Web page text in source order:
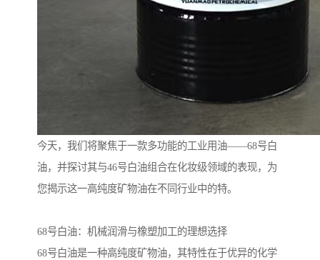
今天，我们将聚焦于一款多功能的工业用油——68号白
油，并探讨其与46号白油组合在化妆级领域的表现，为
您揭示这一高纯度矿物油在不同行业中的特。
68号白油：机械润滑与橡塑加工的理想选择
68号白油是一种高纯度矿物油，其特性在于优异的化学